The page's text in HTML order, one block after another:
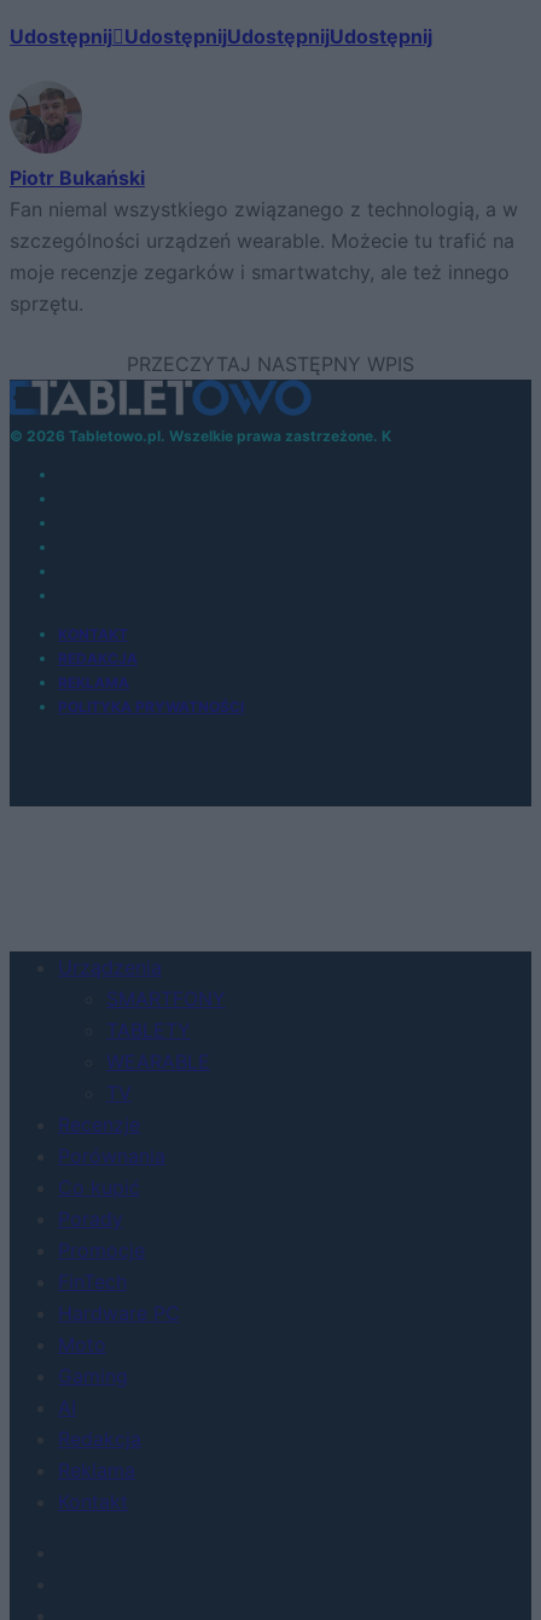
Udostępnij UdostępnijUdostępnijUdostępnij
Piotr Bukański
Fan niemal wszystkiego związanego z technologią, a w
szczególności urządzeń wearable. Możecie tu trafić na
moje recenzje zegarków i smartwatchy, ale też innego
sprzętu.
© 2026 Tabletowo.pl. Wszelkie prawa zastrzeżone. K
KONTAKT
REDAKCJA
REKLAMA
POLITYKA PRYWATNOŚCI
Urządzenia
SMARTFONY
TABLETY
WEARABLE
TV
Recenzje
Porównania
Co kupić
Porady
Promocje
FinTech
Hardware PC
Moto
Gaming
AI
Redakcja
Reklama
Kontakt